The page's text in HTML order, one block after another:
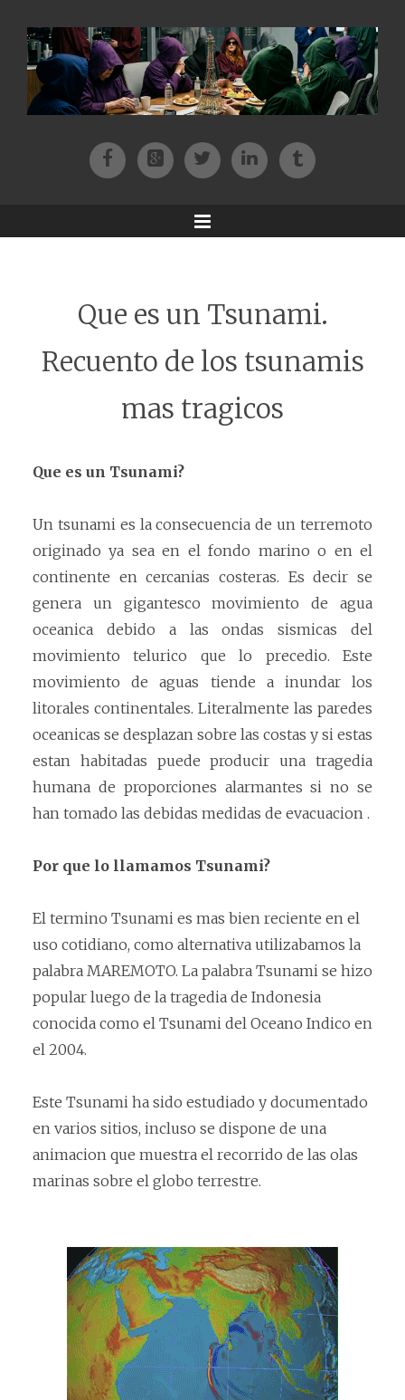
FacebookPatreonTwitterInstagram
Tik-tok
Menu
Que es un Tsunami.
Recuento de los tsunamis
mas tragicos
Que es un Tsunami?
Un tsunami es la consecuencia de un terremoto
originado ya sea en el fondo marino o en el
continente en cercanias costeras. Es decir se
genera un gigantesco movimiento de agua
oceanica debido a las ondas sismicas del
movimiento telurico que lo precedio. Este
movimiento de aguas tiende a inundar los
litorales continentales. Literalmente las paredes
oceanicas se desplazan sobre las costas y si estas
estan habitadas puede producir una tragedia
humana de proporciones alarmantes si no se
han tomado las debidas medidas de evacuacion .
Por que lo llamamos Tsunami?
El termino Tsunami es mas bien reciente en el
uso cotidiano, como alternativa utilizabamos la
palabra MAREMOTO. La palabra Tsunami se hizo
popular luego de la tragedia de Indonesia
conocida como el Tsunami del Oceano Indico en
el 2004.
Este Tsunami ha sido estudiado y documentado
en varios sitios, incluso se dispone de una
animacion que muestra el recorrido de las olas
marinas sobre el globo terrestre.